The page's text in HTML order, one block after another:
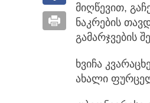
მიღწევით,
ნაკრების
გამარჯვების
ხვიჩა
ახალი